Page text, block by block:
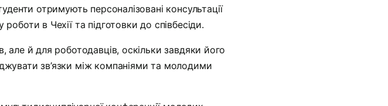
отримують персоналізовані консультації
в Чехії та підготовки до співбесіди.
але й для роботодавців, оскільки завдяки його
зв’язки між компаніями та молодими